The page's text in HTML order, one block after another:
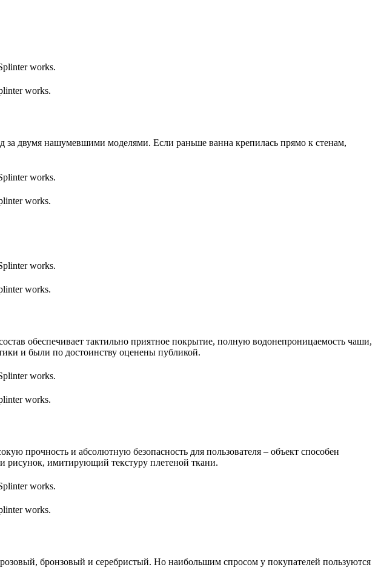
works.
за двумя нашумевшими моделями. Если раньше ванна крепилась прямо к стенам,
works.
works.
обеспечивает тактильно приятное покрытие, полную водонепроницаемость чаши,
и были по достоинству оценены публикой.
works.
прочность и абсолютную безопасность для пользователя – объект способен
рисунок, имитирующий текстуру плетеной ткани.
works.
бронзовый и серебристый. Но наибольшим спросом у покупателей пользуются